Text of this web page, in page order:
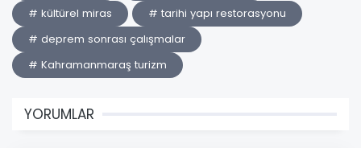
# kültürel miras
# tarihi yapı restorasyonu
# deprem sonrası çalışmalar
# Kahramanmaraş turizm
YORUMLAR